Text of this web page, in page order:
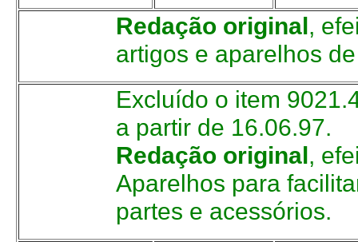
Redação original,
artigos e aparelhos
Excluído o item
a partir de 16.06.97.
Redação original,
Aparelhos para
partes e acessórios.